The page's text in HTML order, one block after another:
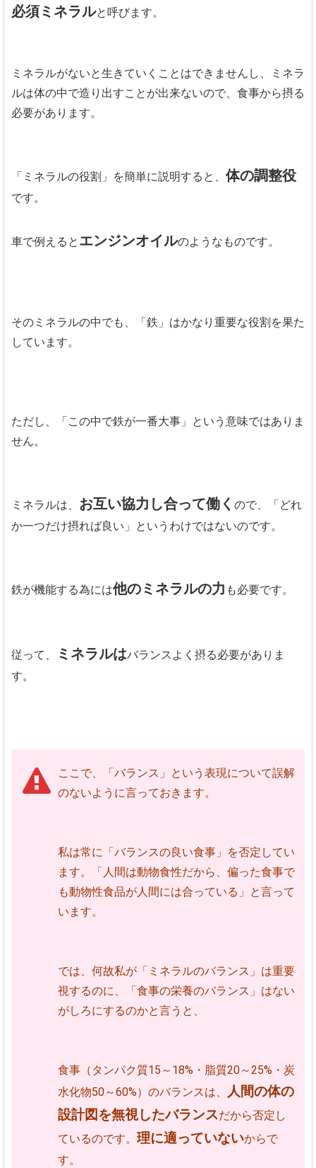
必須ミネラルと呼びます。
ミネラルがないと生きていくことはできませんし、ミネラ
ルは体の中で造り出すことが出来ないので、食事から摂る
必要があります。
「ミネラルの役割」を簡単に説明すると、 体の調整役
です。
車で例えると エンジンオイルのようなものです。
そのミネラルの中でも、「鉄」はかなり重要な役割を果た
しています。
ただし、「この中で鉄が一番大事」という意味ではありま
せん。
ミネラルは、 お互い協力し合って働く ので、「どれ
か一つだけ摂れば良い」というわけではないのです。
鉄が機能する為には他のミネラルの力 も必要です。
従って、 ミネラルはバランスよく摂る必要がありま
す。
ここで、「バランス」という表現について誤解
のないように言っておきます。
私は常に「バランスの良い食事」を否定してい
ます。「人間は動物食性だから、偏った食事で
も動物性食品が人間には合っている」と言って
います。
では、何故私が「ミネラルのバランス」は重要
視するのに、「食事の栄養のバランス」はない
がしろにするのかと言うと、
食事（タンパク質15～18%・脂質20～25%・炭
水化物50～60%）のバランスは、
人間の体の
設計図を無視したバランスだから否定し
ているのです。 理に適っていないからで
す。